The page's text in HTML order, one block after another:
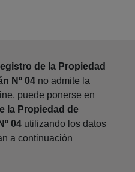
de la Propiedad
Nº 04 no admite la
puede ponerse en
la Propiedad de
04 utilizando los datos
a continuación